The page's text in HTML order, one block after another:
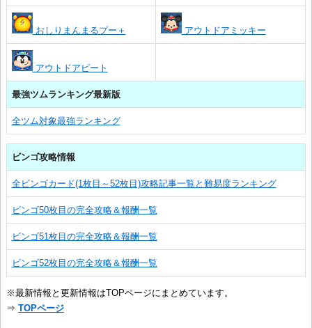
おしりまんまるプー＋ アウトドアミッキー
アウトドアピート
最強ツムランキング最新版
全ツム対象最強ランキング
ビンゴ攻略情報
全ビンゴカード(1枚目～52枚目)攻略記事一覧と難易度ランキング
ビンゴ50枚目の完全攻略＆報酬一覧
ビンゴ51枚目の完全攻略＆報酬一覧
ビンゴ52枚目の完全攻略＆報酬一覧
※最新情報と更新情報はTOPページにまとめています。
⇒ TOPページ